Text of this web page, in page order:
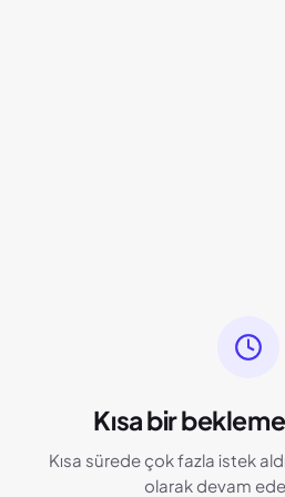
Kısa bir
Kısa sürede çok fazla istek
olarak devam